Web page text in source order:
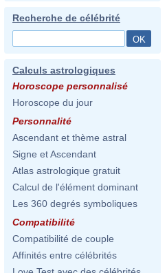
Recherche de célébrité
Calculs astrologiques
Horoscope personnalisé
Horoscope du jour
Personnalité
Ascendant et thème astral
Signe et Ascendant
Atlas astrologique gratuit
Calcul de l'élément dominant
Les 360 degrés symboliques
Compatibilité
Compatibilité de couple
Affinités entre célébrités